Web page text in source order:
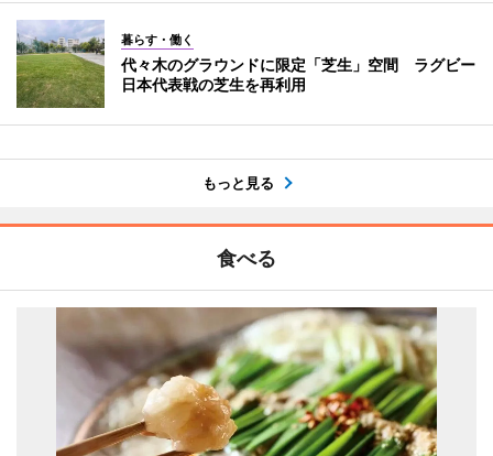
暮らす・働く
代々木のグラウンドに限定「芝生」空間 ラグビー
日本代表戦の芝生を再利用
もっと見る
食べる